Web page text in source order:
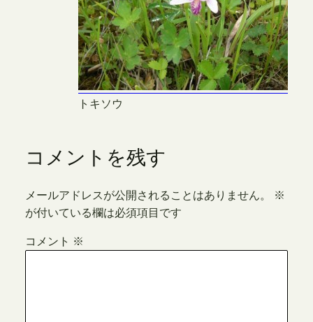
トキソウ
コメントを残す
メールアドレスが公開されることはありません。
※
が付いている欄は必須項目です
コメント ※